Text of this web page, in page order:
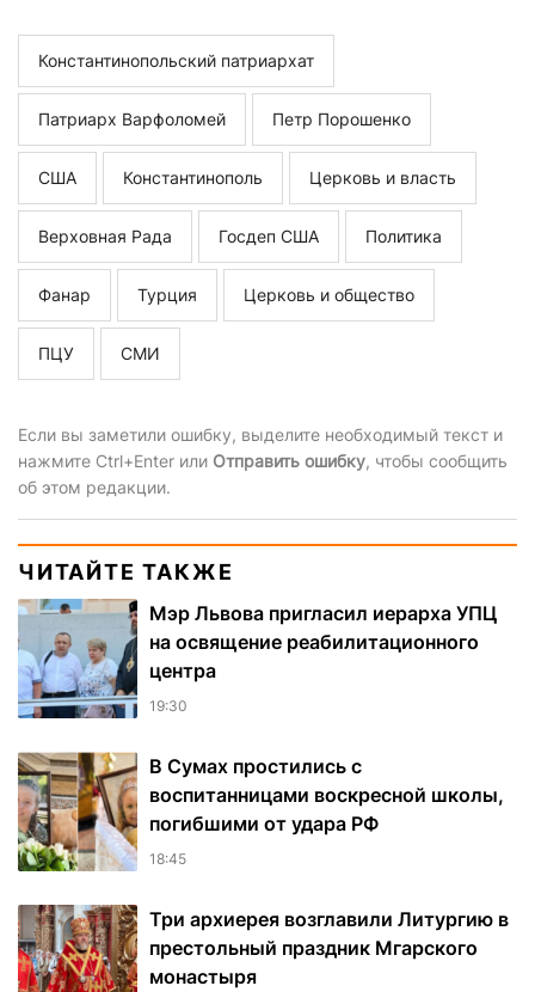
Константинопольский патриархат
Патриарх Варфоломей Петр Порошенко
США Константинополь Церковь и власть
Верховная Рада Госдеп США Политика
Фанар Турция Церковь и общество
ПЦУ СМИ
Если вы заметили ошибку, выделите необходимый текст и
нажмите Ctrl+Enter или Отправить ошибку, чтобы сообщить
об этом редакции.
ЧИТАЙТЕ ТАКЖЕ
Мэр Львова пригласил иерарха УПЦ
на освящение реабилитационного
центра
19:30
В Сумах простились с
воспитанницами воскресной школы,
погибшими от удара РФ
18:45
Три архиерея возглавили Литургию в
престольный праздник Мгарского
монастыря